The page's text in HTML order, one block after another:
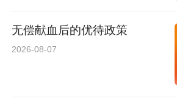
无偿献血后的优待政策
2026-08-07